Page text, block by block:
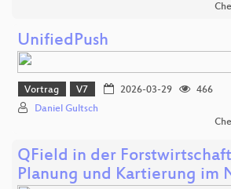
UnifiedPush
Vortrag V7 2026-03-29
466
Daniel Gultsch
QField in der
Planung und Kartierung im